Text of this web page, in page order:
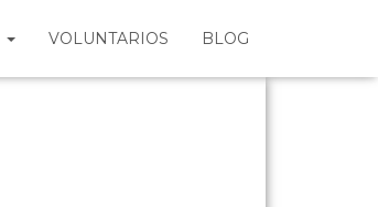
VOLUNTARIOS BLOG